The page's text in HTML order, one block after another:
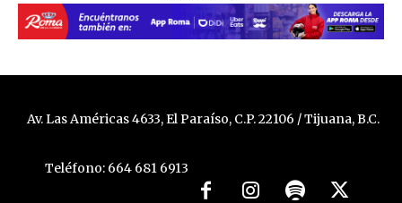
Av. Las Américas 4633, El Paraíso, C.P. 22106 / Tijuana, B.C.
Teléfono: 664 681 6913